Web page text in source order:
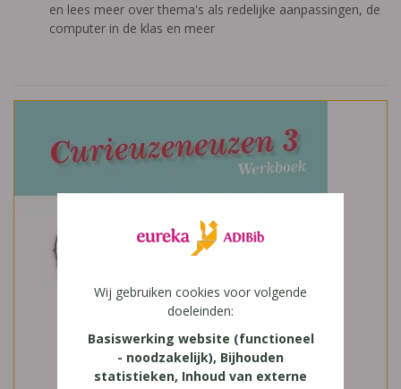
en lees meer over thema's als redelijke aanpassingen, de
computer in de klas en meer
Wij gebruiken cookies voor volgende
doeleinden:
Basiswerking website (functioneel
- noodzakelijk), Bijhouden
statistieken, Inhoud van externe